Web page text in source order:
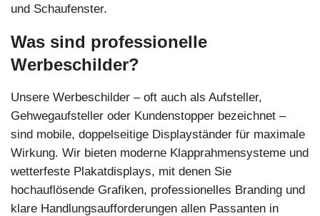
und Schaufenster.
Was sind professionelle
Werbeschilder?
Unsere Werbeschilder – oft auch als Aufsteller,
Gehwegaufsteller oder Kundenstopper bezeichnet –
sind mobile, doppelseitige Displayständer für maximale
Wirkung. Wir bieten moderne Klapprahmensysteme und
wetterfeste Plakatdisplays, mit denen Sie
hochauflösende Grafiken, professionelles Branding und
klare Handlungsaufforderungen allen Passanten in